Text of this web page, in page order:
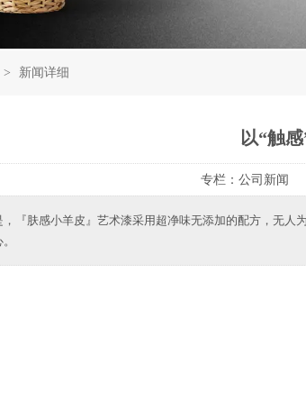
> 新闻详细
以“触
专栏： 公司新闻
，『肤感小羊皮』艺术漆采用超净味无添加的配方，无人